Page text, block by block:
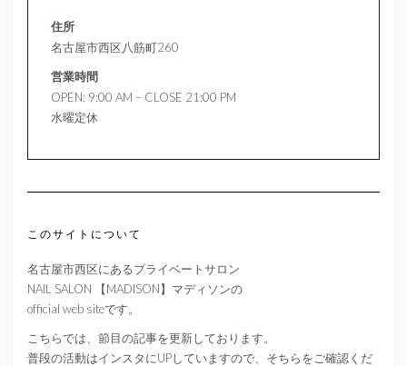
住所
名古屋市西区八筋町260
営業時間
OPEN: 9:00 AM – CLOSE 21:00 PM
水曜定休
このサイトについて
名古屋市西区にあるプライベートサロン
NAIL SALON 【MADISON】マディソンの
official web siteです。
こちらでは、節目の記事を更新しております。
普段の活動はインスタにUPしていますので、そちらをご確認くだ